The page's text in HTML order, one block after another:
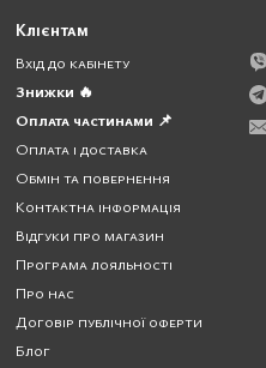
Клієнтам
Вхід до кабінету
Знижки 🔥
Оплата частинами 📌
Оплата і доставка
Обмін та повернення
Контактна інформація
Відгуки про магазин
Програма лояльності
Про нас
Договір публічної оферти
Блог